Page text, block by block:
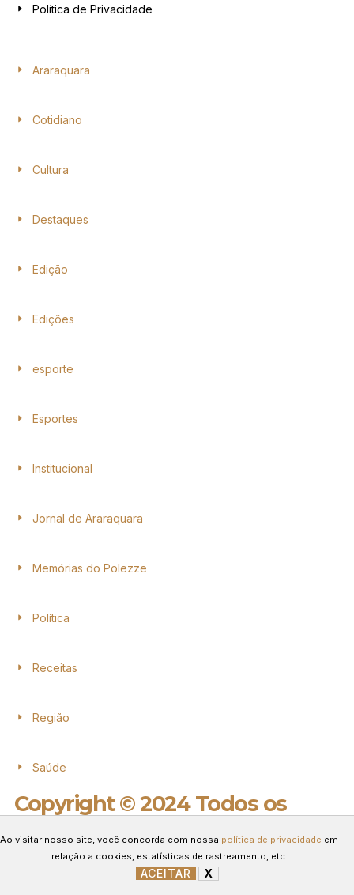
Política de Privacidade
Araraquara
Cotidiano
Cultura
Destaques
Edição
Edições
esporte
Esportes
Institucional
Jornal de Araraquara
Memórias do Polezze
Política
Receitas
Região
Saúde
Copyright © 2024 Todos os
Desenvolvido por Connect Web
Ao visitar nosso site, você concorda com nossa política de privacidade em
relação a cookies, estatísticas de rastreamento, etc.
ACEITAR X
GERENCIAR COOKIES